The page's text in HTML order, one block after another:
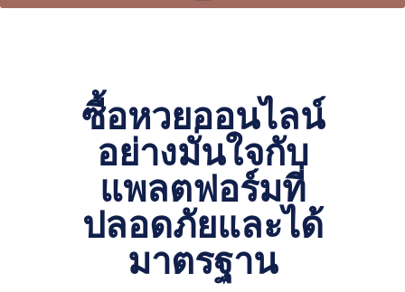
ซื้อหวยออนไลน์
อย่างมั่นใจกับ
แพลตฟอร์มที่
ปลอดภัยและได้
มาตรฐาน